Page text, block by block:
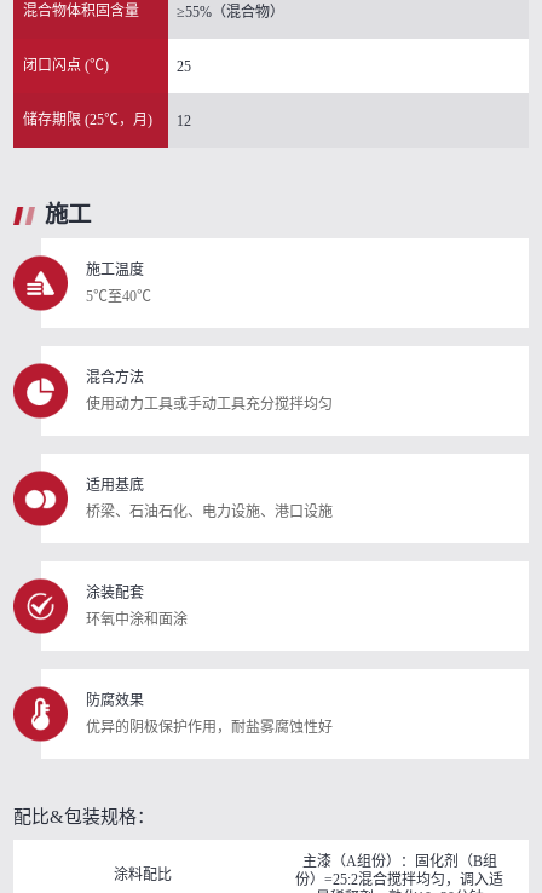
混合物体积固含量 ≥55%（混合物）
闭口闪点 (℃) 25
储存期限 (25℃，月) 12
施工
施工温度
5℃至40℃
混合方法
使用动力工具或手动工具充分搅拌均匀
适用基底
桥梁、石油石化、电力设施、港口设施
涂装配套
环氧中涂和面涂
防腐效果
优异的阴极保护作用，耐盐雾腐蚀性好
配比&包装规格：
涂料配比
主漆（A组份）：固化剂（B组
份）=25:2混合搅拌均匀，调入适